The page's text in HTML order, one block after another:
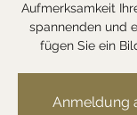
Aufmerksamkeit
spannenden und
fügen Sie ein
Anmeldung